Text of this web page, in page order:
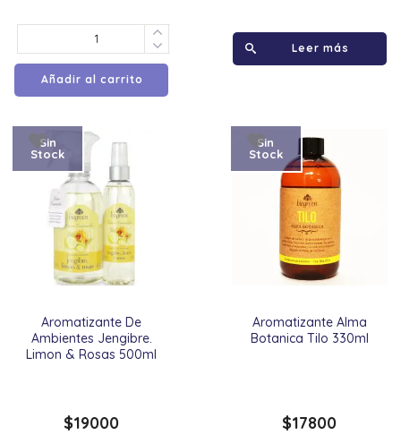
Añadir al carrito
Leer más
Aromatizante De
Ambientes Jengibre.
Limon & Rosas 500ml
Sin
Stock
$19000
Aromatizante Alma
Botanica Tilo 330ml
Sin
Stock
$17800